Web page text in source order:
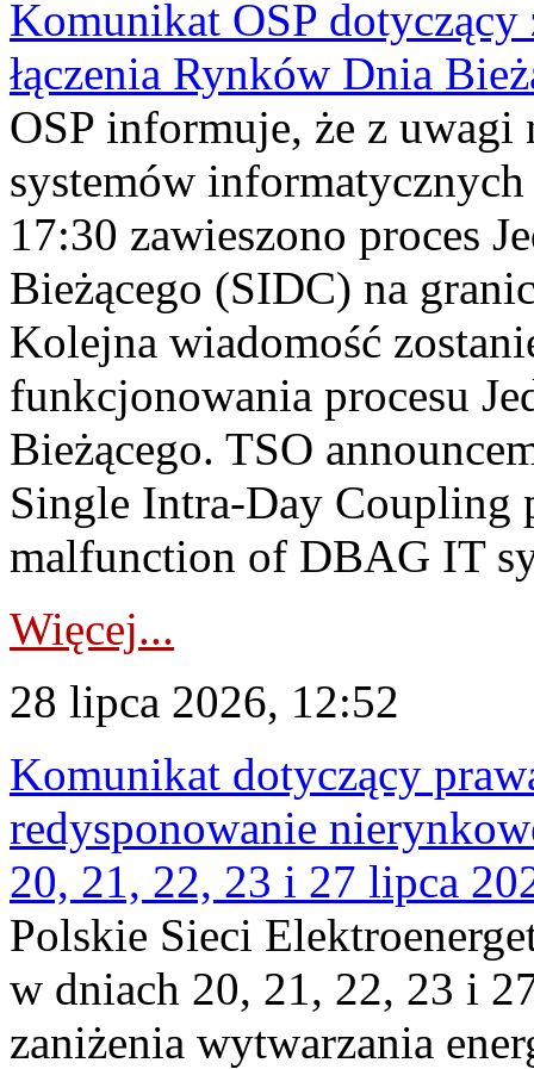
Komunikat OSP dotyczący
łączenia Rynków Dnia
OSP informuje, że z uwagi
systemów
17:30 zawieszono proces
Bieżącego (SIDC) na
Kolejna wiadomość
funkcjonowania procesu
Bieżącego. TSO
Single Intra-Day Coupling
malfunction of DBAG IT
Więcej...
28 lipca 2026, 12:52
Komunikat dotyczący
redysponowanie
20, 21, 22, 23 i 27 lipca
Polskie Sieci
w dniach 20, 21, 22, 23 i
zaniżenia wytwarzania